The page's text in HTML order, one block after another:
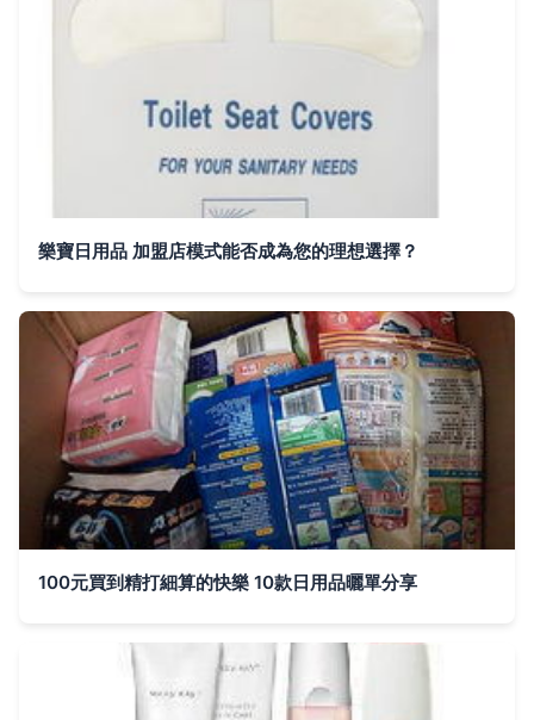
樂寶日用品 加盟店模式能否成為您的理想選擇？
100元買到精打細算的快樂 10款日用品曬單分享